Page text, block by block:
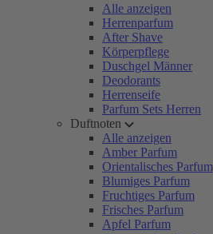
Alle anzeigen
Herrenparfum
After Shave
Körperpflege
Duschgel Männer
Deodorants
Herrenseife
Parfum Sets Herren
Duftnoten
Alle anzeigen
Amber Parfum
Orientalisches Parfum
Blumiges Parfum
Fruchtiges Parfum
Frisches Parfum
Apfel Parfum